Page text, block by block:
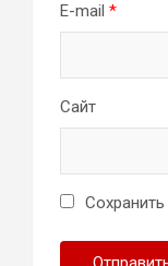
E-mail *
Сайт